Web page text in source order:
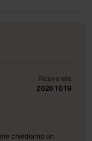
Riceverete
2026 10 19
chiediamo un